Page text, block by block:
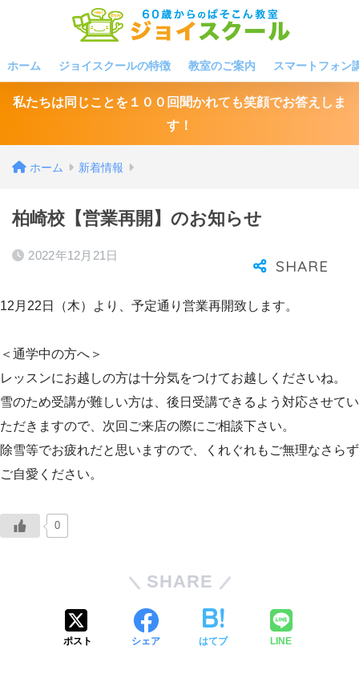
ホーム ジョイスクールの特徴 教室のご案内 スマートフォン
私たちは同じことを１００回聞かれても笑顔でお答えしま
す！
ホーム 新着情報
柏崎校【営業再開】のお知らせ
2022年12月21日
12月22日（木）より、予定通り営業再開致します。
＜通学中の方へ＞
レッスンにお越しの方は十分気をつけてお越しくださいね。
雪のため受講が難しい方は、後日受講できるよう対応させてい
ただきますので、次回ご来店の際にご相談下さい。
除雪等でお疲れだと思いますので、くれぐれもご無理なさらず
ご自愛ください。
0
SHARE
ポスト シェア はてブ LINE